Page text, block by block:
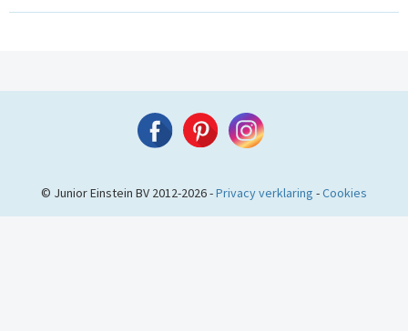
© Junior Einstein BV 2012-2026 -Privacy verklaring -Cookies